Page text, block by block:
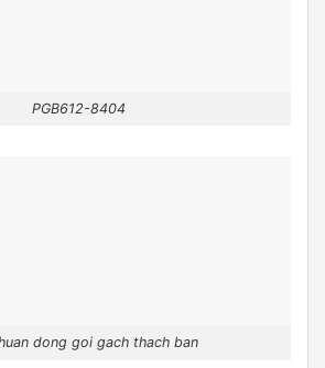
PGB612-8404
dong goi gach thach ban